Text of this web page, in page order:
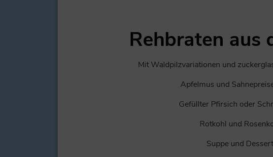
Rehbraten aus
Mit Waldpilzvariationen und
Apfelmus und
Gefüllter Pfirsich oder
Rotkohl und
Suppe und Dessert